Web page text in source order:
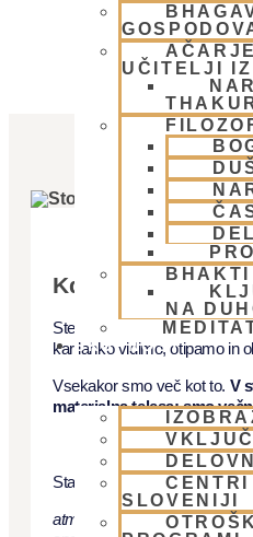
UČITELJI IZ
NA
SKUPNOST
SLOVENIJI
(Šrila
Kdo smo v
Ste se kdaj vprašali, ali v
kar lahko vidimo, otipamo in
Vsekakor smo več kot to. V
materialna telesa; smo
Starodavna modrost
atma
– duša;